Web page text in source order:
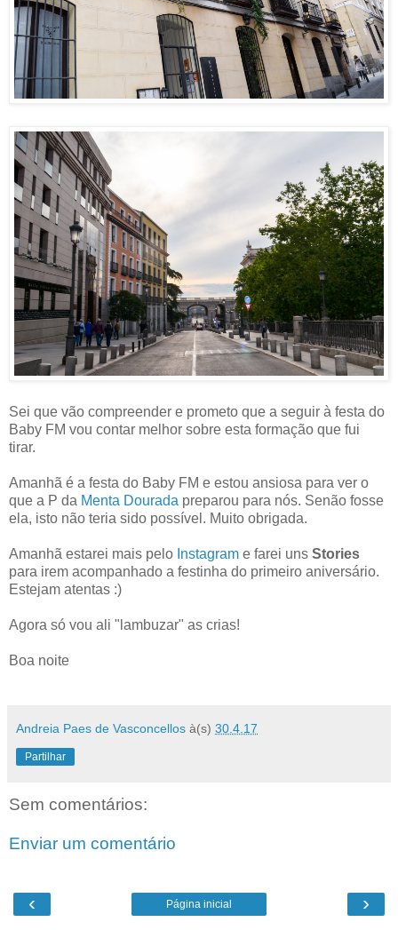
Sei que vão compreender e prometo que a seguir à festa do
Baby FM vou contar melhor sobre esta formação que fui
tirar.
Amanhã é a festa do Baby FM e estou ansiosa para ver o
que a P da Menta Dourada preparou para nós. Senão fosse
ela, isto não teria sido possível. Muito obrigada.
Amanhã estarei mais pelo Instagram e farei uns Stories
para irem acompanhado a festinha do primeiro aniversário.
Estejam atentas :)
Agora só vou ali "lambuzar" as crias!
Boa noite
Andreia Paes de Vasconcellos à(s) 30.4.17
Partilhar
Sem comentários:
Enviar um comentário
‹ ›
Página inicial